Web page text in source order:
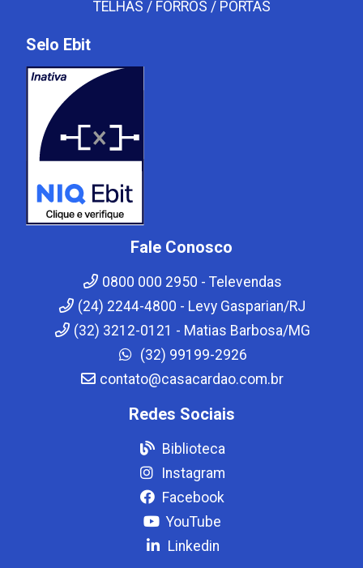
TELHAS / FORROS / PORTAS
Selo Ebit
Fale Conosco
0800 000 2950 - Televendas
(24) 2244-4800 - Levy Gasparian/RJ
(32) 3212-0121 - Matias Barbosa/MG
(32) 99199-2926
contato@casacardao.com.br
Redes Sociais
Biblioteca
Instagram
Facebook
YouTube
Linkedin